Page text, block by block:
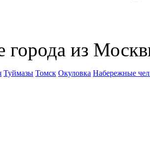
города из
Туймазы Томск Окуловка Набережные